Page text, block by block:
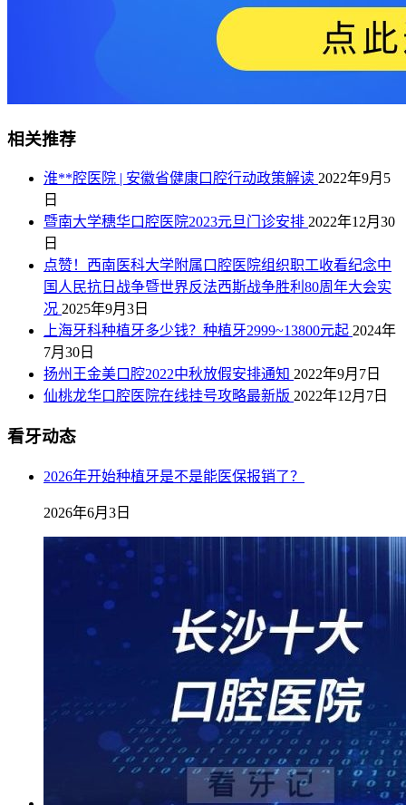
相关推荐
淮**腔医院 | 安徽省健康口腔行动政策解读 2022年9月5
日
暨南大学穗华口腔医院2023元旦门诊安排 2022年12月30
日
点赞！西南医科大学附属口腔医院组织职工收看纪念中
国人民抗日战争暨世界反法西斯战争胜利80周年大会实
况 2025年9月3日
上海牙科种植牙多少钱？种植牙2999~13800元起 2024年
7月30日
扬州王金美口腔2022中秋放假安排通知 2022年9月7日
仙桃龙华口腔医院在线挂号攻略最新版 2022年12月7日
看牙动态
2026年开始种植牙是不是能医保报销了？
2026年6月3日